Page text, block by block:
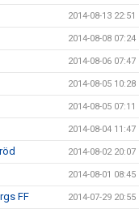
2014-08-13 22:51
2014-08-08 07:24
2014-08-06 07:47
2014-08-05 10:28
2014-08-05 07:11
2014-08-04 11:47
2014-08-02 20:07
2014-08-01 08:45
FF 2014-07-29 20:55